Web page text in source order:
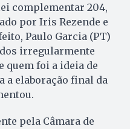
complementar 204,
por Iris Rezende e
Paulo Garcia (PT)
irregularmente
quem foi a ideia de
a elaboração final da
pela Câmara de